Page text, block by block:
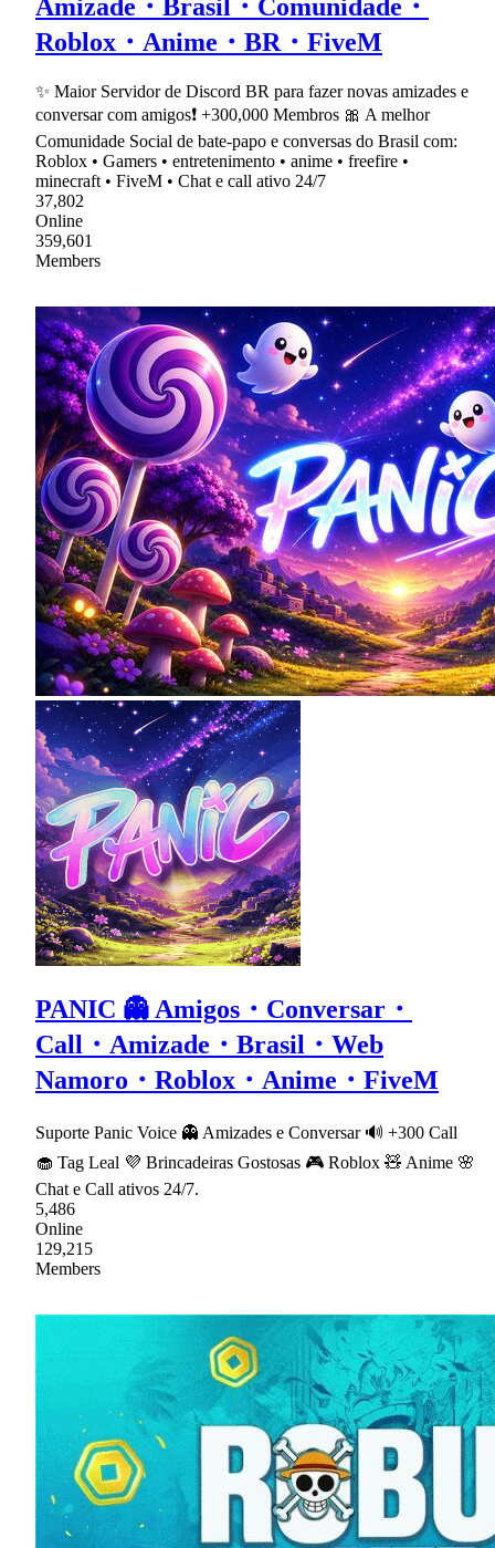
Amizade・Brasil・Comunidade・
Roblox・Anime・BR・FiveM
✨ Maior Servidor de Discord BR para fazer novas amizades e
conversar com amigos❗ +300,000 Membros 🎀 A melhor
Comunidade Social de bate-papo e conversas do Brasil com:
Roblox • Gamers • entretenimento • anime • freefire •
minecraft • FiveM • Chat e call ativo 24/7
37,802
Online
359,601
Members
PANIC 👻 Amigos・Conversar・
Call・Amizade・Brasil・Web
Namoro・Roblox・Anime・FiveM
Suporte Panic Voice 👻 Amizades e Conversar 🔊 +300 Call
🧁 Tag Leal 💜 Brincadeiras Gostosas 🎮 Roblox 🧸 Anime 🌸
Chat e Call ativos 24/7.
5,486
Online
129,215
Members